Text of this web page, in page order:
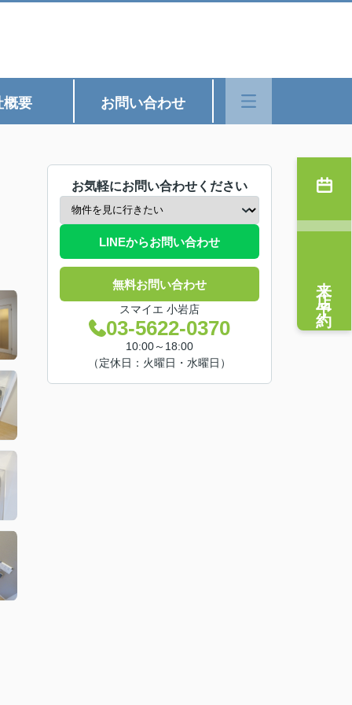
概要 お問い合わせ
お気軽にお問い合わせください
LINEからお問い合わせ
無料お問い合わせ
スマイエ 小岩店
03-5622-0370
10:00～18:00
（定休日：火曜日・水曜日）
来店予約